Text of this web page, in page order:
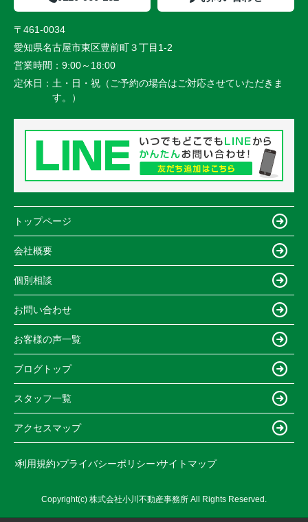
〒461-0034
愛知県名古屋市東区豊前町３丁目1-2
営業時間： 9:00～18:00
定休日： 土・日・祝（ご予約の場合はご対応させていただきま
す。）
トップページ
会社概要
個別相談
お問い合わせ
お客様の声一覧
ブログトップ
スタッフ一覧
アクセスマップ
利用規約 プライバシーポリシー サイトマップ
Copyright(c) 株式会社小川不動産事務所 All Rights Reserved.